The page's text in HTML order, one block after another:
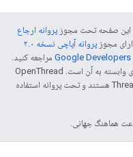
این صفحه تحت مجوز پروانه ارجاع
مجوز پروانه آپاچی نسخه ۲.۰
مراجعه کنید.
جاوا علامت تجاری ثبت‌شده Oracle و/یا شرکت‌های وابسته به آن است. ‫OpenThread
و علائم مربوط به آن، علامت‌های تجاری Thread Group هستند و تحت پروانه استفاده